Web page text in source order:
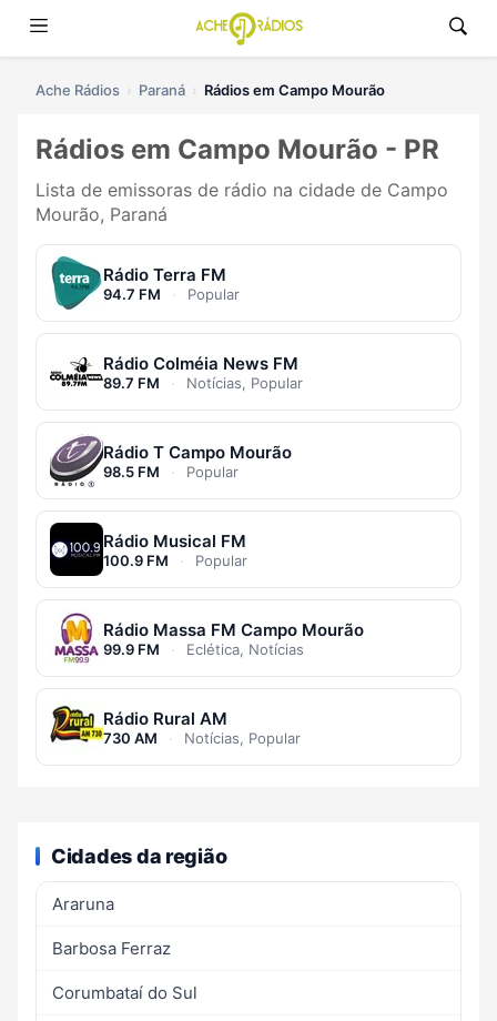
Ache Rádios Paraná Rádios em Campo Mourão
Rádios em Campo Mourão - PR
Lista de emissoras de rádio na cidade de Campo
Mourão, Paraná
Rádio Terra FM
94.7 FM · Popular
Rádio Colméia News FM
89.7 FM · Notícias, Popular
Rádio T Campo Mourão
98.5 FM · Popular
Rádio Musical FM
100.9 FM · Popular
Rádio Massa FM Campo Mourão
99.9 FM · Eclética, Notícias
Rádio Rural AM
730 AM · Notícias, Popular
Cidades da região
Araruna
Barbosa Ferraz
Corumbataí do Sul